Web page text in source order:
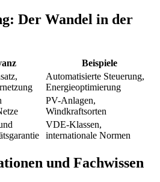
Der Wandel in der
Beispiele
Automatisierte Steuerung,
Energieoptimierung
PV-Anlagen,
Windkraftsorten
VDE-Klassen,
internationale Normen
und Fachwissen